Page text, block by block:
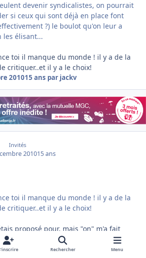
devenir syndicalistes, on pourrait
si ceux qui sont déjà en place font
?) le boulot qu'on leur a
les élisant...
toi il manque du monde ! il y a de la
critiquer..et il y a le choix!
201015 ans par jackv
Invités
201015 ans
toi il manque du monde ! il y a de la
critiquer..et il y a le choix!
proposé pour, mais "on" m'a fait
pas vraiment le profil souhaité =>
"obéissant" ?) envers les directives
Rechercher Menu